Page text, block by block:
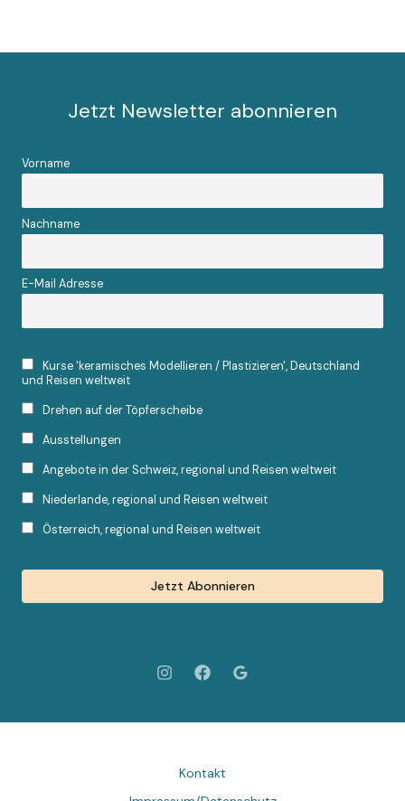
Jetzt Newsletter abonnieren
Vorname
Nachname
E-Mail Adresse
Kurse 'keramisches Modellieren / Plastizieren', Deutschland
und Reisen weltweit
Drehen auf der Töpferscheibe
Ausstellungen
Angebote in der Schweiz, regional und Reisen weltweit
Niederlande, regional und Reisen weltweit
Österreich, regional und Reisen weltweit
Kontakt